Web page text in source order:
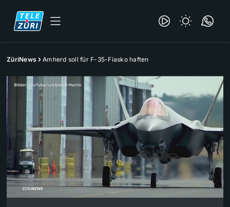
ZüriNews Amherd soll für F-35-Fiasko haften